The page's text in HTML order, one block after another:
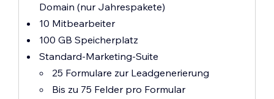
Domain (nur Jahrespakete)
10 Mitbearbeiter
100 GB Speicherplatz
Standard-Marketing-Suite
25 Formulare zur Leadgenerierung
Bis zu 75 Felder pro Formular